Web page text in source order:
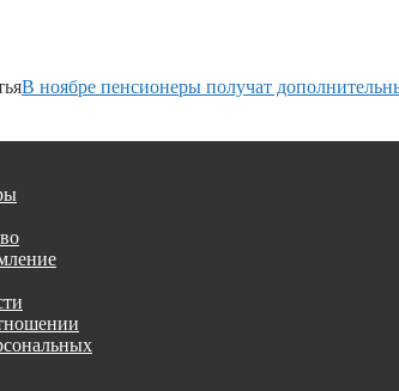
В ноябре пенсионеры получат